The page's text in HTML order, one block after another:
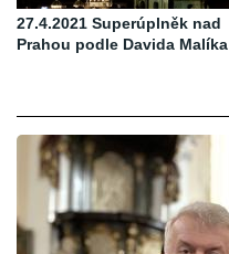
27.4.2021 Superúplněk nad
Prahou podle Davida Malíka